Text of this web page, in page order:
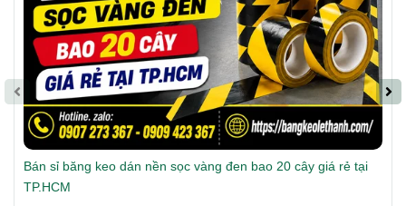
Bán sỉ băng keo dán nền sọc vàng đen bao 20 cây giá rẻ tại
TP.HCM